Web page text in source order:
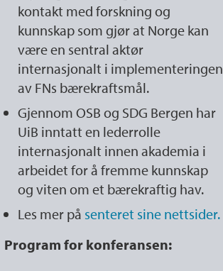
kontakt med forskning og
kunnskap som gjør at Norge kan
være en sentral aktør
internasjonalt i implementeringen
av FNs bærekraftsmål.
Gjennom OSB og SDG Bergen har
UiB inntatt en lederrolle
internasjonalt innen akademia i
arbeidet for å fremme kunnskap
og viten om et bærekraftig hav.
Les mer på senteret sine nettsider.
Program for konferansen: